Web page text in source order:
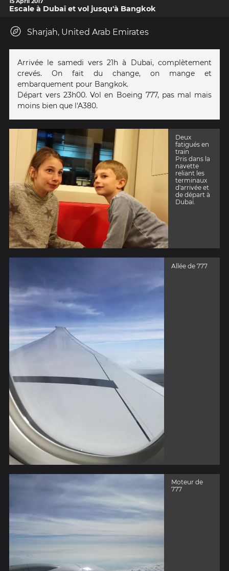
Escale à Dubaï et vol jusqu'à Bangkok
Sharjah, United Arab Emirates
Arrivée le samedi vers 21h à Dubaï, complètement
crevés. On fait du change, on mange et
embarquement pour Bangkok.
Départ vers 23h00. Vol en Boeing 777, pas mal mais
moins bien que l'A380.
Deux
fatigués en
train
Pris dans la
navette
reliant les
terminaux
d'arrivée et
de départ à
Dubaï.
Allée de 777
Moteur de
777